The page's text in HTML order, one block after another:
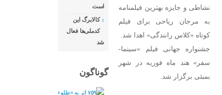
نشاطی و جایزه بهترین فیلمنامه
به مرجان ریاحی برای فیلم
کوتاه «کلاس رانندگی» اهدا شد.
جشنواره جهانی فیلم «سینما-
سفر» هند ماه فوریه در شهر
بمبئی برگزار شد.
است
کالابرگ این
کدملی‌ها فعال
شد
گوناگون